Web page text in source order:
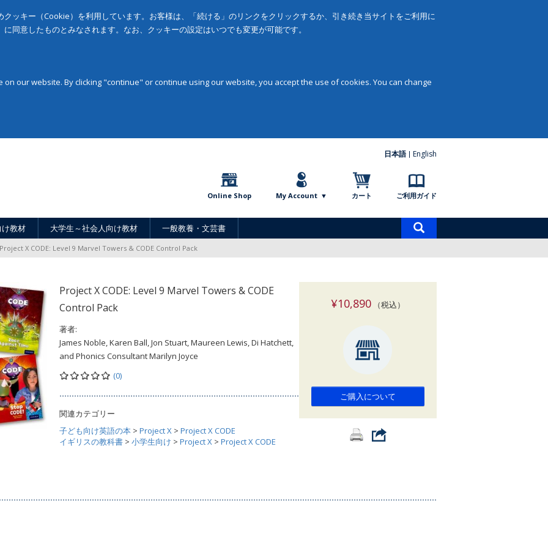
ッキー（Cookie）を利用しています。お客様は、「続ける」のリンクをクリックするか、引き続き当サイトをご利用に
同意したものとみなされます。なお、クッキーの設定はいつでも変更が可能です。
our website. By clicking "continue" or continue using our website, you accept the use of cookies. You can change
日本語 English
Online Shop My Account カート ご利用ガイド
教材 大学生～社会人向け教材 一般教養・文芸書
索
Project X CODE: Level 9 Marvel Towers & CODE Control Pack
Project X CODE: Level 9 Marvel Towers & CODE
Control Pack
著者:
James Noble, Karen Ball, Jon Stuart, Maureen Lewis, Di Hatchett,
and Phonics Consultant Marilyn Joyce
(0)
関連カテゴリー
子ども向け英語の本 > Project X > Project X CODE
イギリスの教科書 > 小学生向け > Project X > Project X CODE
¥10,890（税込）
ご購入について